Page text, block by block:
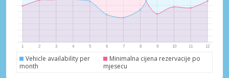
Vehicle availability per
month
Minimalna cijena rezervacije po
mjesecu